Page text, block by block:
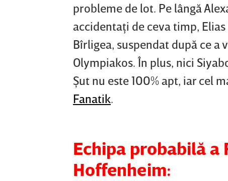
probleme de lot. Pe lângă
accidentaţi de ceva timp,
Bîrligea, suspendat după ce
Olympiakos. În plus, nici
Şut nu este 100% apt, iar cel
Fanatik.
Echipa probabilă a
Hoffenheim: